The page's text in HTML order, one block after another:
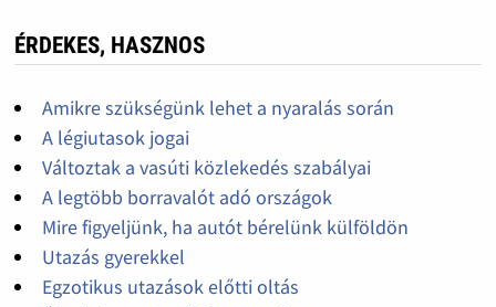
ÉRDEKES, HASZNOS
Amikre szükségünk lehet a nyaralás során
A légiutasok jogai
Változtak a vasúti közlekedés szabályai
A legtöbb borravalót adó országok
Mire figyeljünk, ha autót bérelünk külföldön
Utazás gyerekkel
Egzotikus utazások előtti oltás